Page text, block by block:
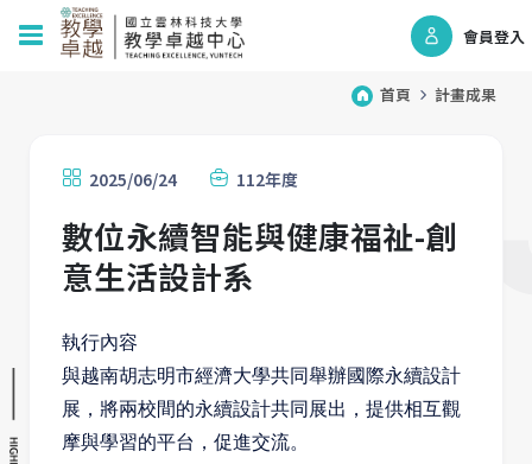
會員登入
首頁 計畫成果
2025/06/24 112年度
數位永續智能與健康福祉-創
意生活設計系
執行內容
與越南胡志明市經濟大學共同舉辦國際永續設計
展，將兩校間的永續設計共同展出，提供相互觀
摩與學習的平台，促進交流。